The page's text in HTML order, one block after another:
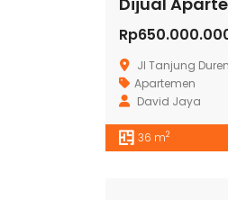
Jl Tanjung Duren
Apartemen
David Jaya
36 m2